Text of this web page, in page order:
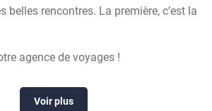
belles rencontres. La première, c’est la
agence de voyages !
Voir plus